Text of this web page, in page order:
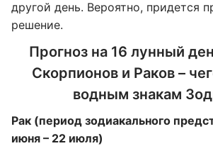
другой день. Вероятно, придется
решение.
Прогноз на 16 лунный
Скорпионов и Раков –
водным знакам
Рак (период зодиакального
июня – 22 июля)